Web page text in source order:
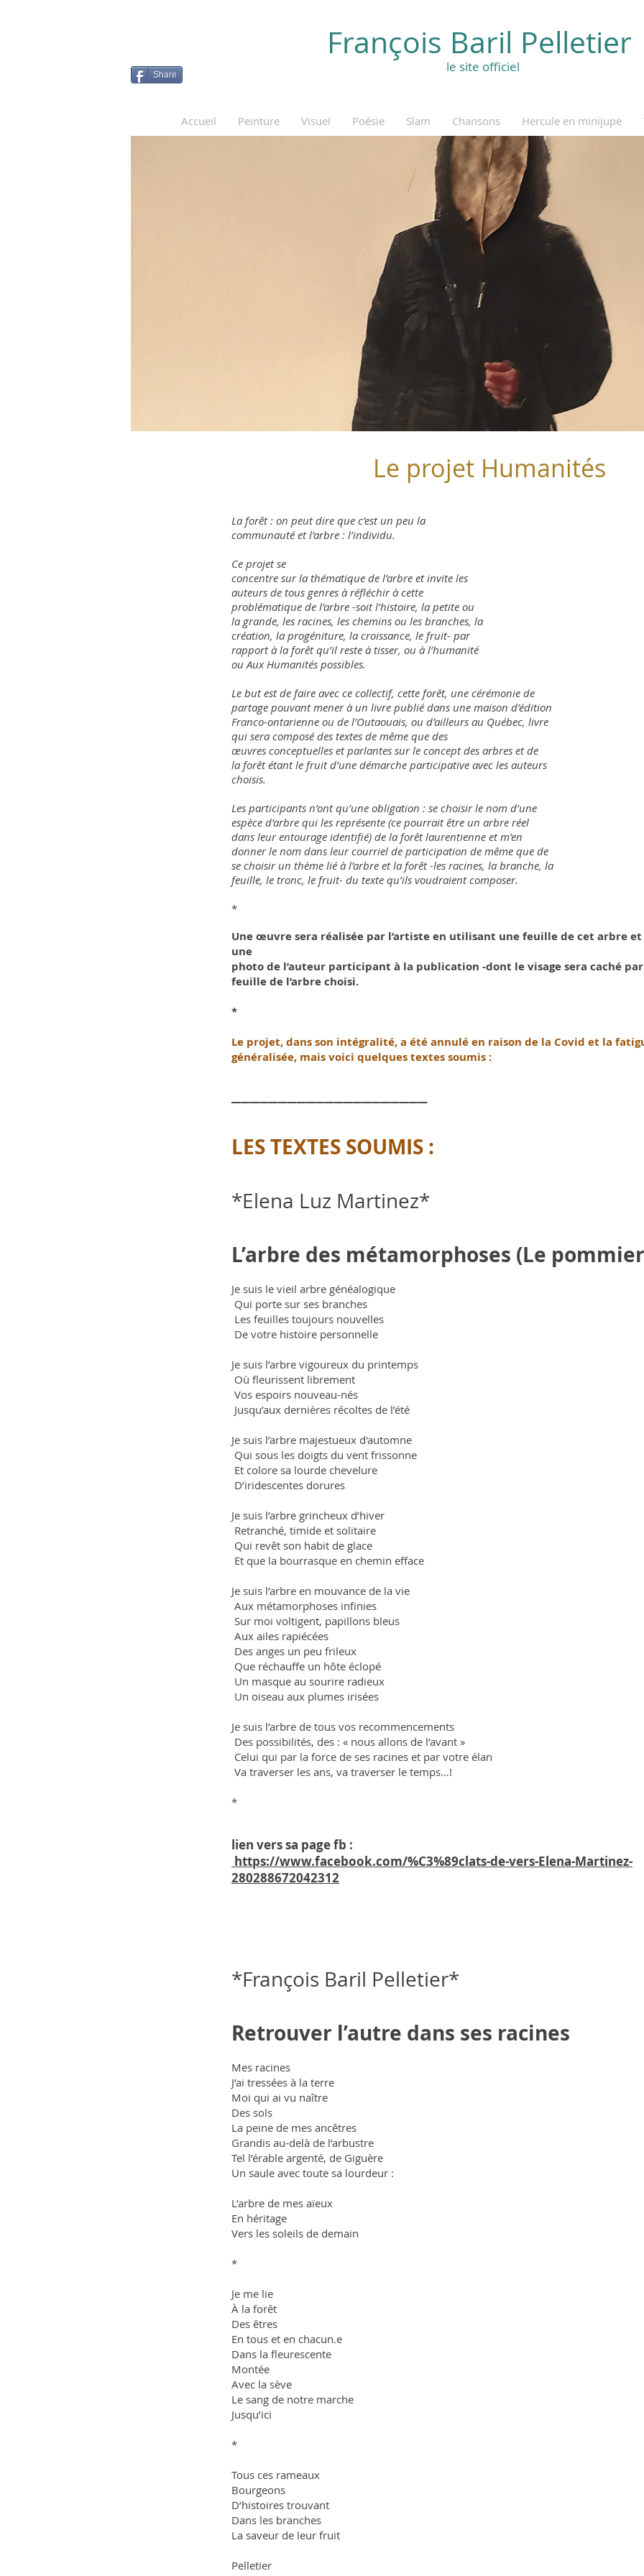
François Baril Pelletier
le site officiel
Share
Accueil Peinture Visuel Poésie Slam Chansons Hercule en minijupe
Le projet Humanités
La forêt : on peut dire que c’est un peu la
communauté et l’arbre : l’individu.
Ce projet se
concentre sur la thématique de l’arbre et invite les
auteurs de tous genres à réfléchir à cette
problématique de l’arbre -soit l’histoire, la petite ou
la grande, les racines, les chemins ou les branches, la
création, la progéniture, la croissance, le fruit- par
rapport à la forêt qu’il reste à tisser, ou à l’humanité
ou Aux Humanités possibles.
Le but est de faire avec ce collectif, cette forêt, une cérémonie de
partage pouvant mener à un livre publié dans une maison d’édition
Franco-ontarienne ou de l’Outaouais, ou d’ailleurs au Québec, livre
qui sera composé des textes de même que des
œuvres conceptuelles et parlantes sur le concept des arbres et de
la forêt étant le fruit d’une démarche participative avec les auteurs
choisis.
Les participants n’ont qu’une obligation : se choisir le nom d’une
espèce d’arbre qui les représente (ce pourrait être un arbre réel
dans leur entourage identifié) de la forêt laurentienne et m’en
donner le nom dans leur courriel de participation de même que de
se choisir un thème lié à l’arbre et la forêt -les racines, la branche, la
feuille, le tronc, le fruit- du texte qu’ils voudraient composer.
*
Une œuvre sera réalisée par l’artiste en utilisant une feuille de cet arbre et
une
photo de l’auteur participant à la publication -dont le visage sera caché
feuille de l’arbre choisi.
*
Le projet, dans son intégralité, a été annulé en raison de la Covid et la
généralisée, mais voici quelques textes soumis :
LES TEXTES SOUMIS :
*Elena Luz Martinez*
L’arbre des métamorphoses (Le
Je suis le vieil arbre généalogique
Qui porte sur ses branches
Les feuilles toujours nouvelles
De votre histoire personnelle
Je suis l’arbre vigoureux du printemps
Où fleurissent librement
Vos espoirs nouveau-nés
Jusqu’aux dernières récoltes de l’été
Je suis l’arbre majestueux d'automne
Qui sous les doigts du vent frissonne
Et colore sa lourde chevelure
D’iridescentes dorures
Je suis l’arbre grincheux d’hiver
Retranché, timide et solitaire
Qui revêt son habit de glace
Et que la bourrasque en chemin efface
Je suis l’arbre en mouvance de la vie
Aux métamorphoses infinies
Sur moi voltigent, papillons bleus
Aux ailes rapiécées
Des anges un peu frileux
Que réchauffe un hôte éclopé
Un masque au sourire radieux
Un oiseau aux plumes irisées
Je suis l’arbre de tous vos recommencements
Des possibilités, des : « nous allons de l’avant »
Celui qui par la force de ses racines et par votre élan
Va traverser les ans, va traverser le temps…!
*
lien vers sa page fb :
https://www.facebook.com/%C3%89clats-de-vers-Elena-Martinez-
280288672042312
*François Baril Pelletier*
Retrouver l’autre dans ses racines
Mes racines
J’ai tressées à la terre
Moi qui ai vu naître
Des sols
La peine de mes ancêtres
Grandis au-delà de l’arbustre
Tel l’érable argenté, de Giguère
Un saule avec toute sa lourdeur :
L’arbre de mes aïeux
En héritage
Vers les soleils de demain
*
Je me lie
À la forêt
Des êtres
En tous et en chacun.e
Dans la fleurescente
Montée
Avec la sève
Le sang de notre marche
Jusqu’ici
*
Tous ces rameaux
Bourgeons
D’histoires trouvant
Dans les branches
La saveur de leur fruit
Pelletier